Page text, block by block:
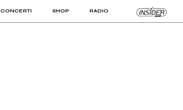
CONCERTI SHOP RADIO